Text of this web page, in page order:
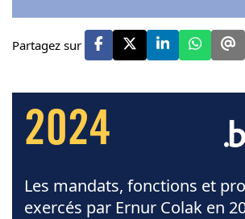
Partagez sur
2024
Les mandats, fonctions et
exercés par Ernur Colak en